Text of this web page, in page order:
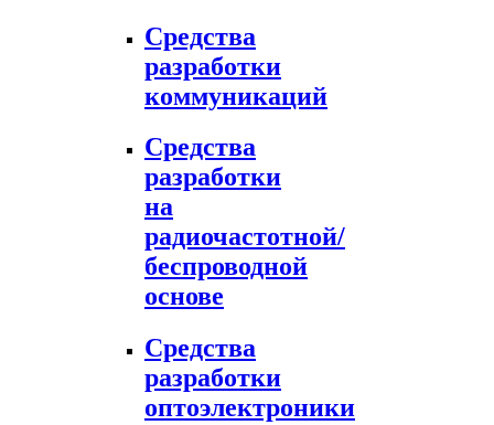
Средства
разработки
коммуникаций
Средства
разработки
на
радиочастотной/
беспроводной
основе
Средства
разработки
оптоэлектроники